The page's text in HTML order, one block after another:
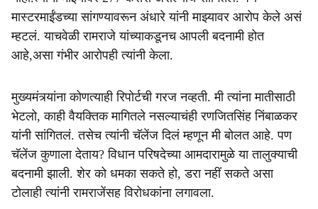
मास्टरमाईंडच्या सांगण्यावरून अंधारे यांनी माझ्यावर आरोप केले असं
म्हटलं. याचवेळी रामराजे यांच्याकडूनच आपली बदनामी होत
आहे,असा गंभीर आरोपही त्यांनी केला.
मुख्यमंत्र्यांना कोणत्याही रिपोर्टची गरज नव्हती. मी त्यांना मातीसाठी
भेटलो, काही वैयक्तिक मागितले नसल्याचंही रणजितसिंह निंबाळकर
यांनी सांगितलं. तसेच त्यांनी चॅलेंज दिलं म्हणून मी बोलत आहे. पण
चॅलेंज कुणाला देताय? विधान परिषदेच्या आमदारामुळे या तालुक्याची
बदनामी झाली. शेर को धमका सकते हो, डरा नहीं सकते असा
टोलाही त्यांनी रामराजेंसह विरोधकांना लगावला.